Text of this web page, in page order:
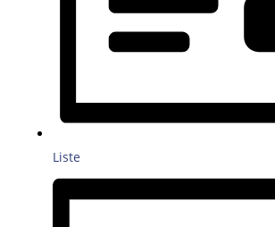
Liste